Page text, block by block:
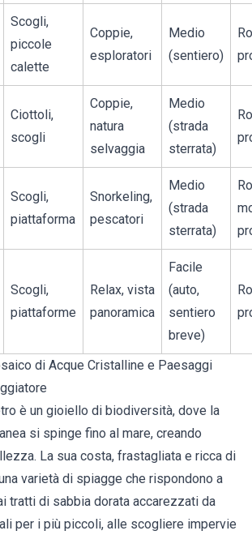
Scogli,
piccole
calette
Coppie,
esploratori
Medio
(sentiero)
Ciottoli,
scogli
Coppie,
natura
selvaggia
Medio
(strada
sterrata)
Scogli,
piattaforma
Snorkeling,
pescatori
Medio
(strada
sterrata)
Scogli,
piattaforme
Relax, vista
panoramica
Facile
(auto,
sentiero
breve)
di Acque Cristalline e Paesaggi
è un gioiello di biodiversità, dove la
si spinge fino al mare, creando
La sua costa, frastagliata e ricca di
varietà di spiagge che rispondono a
tratti di sabbia dorata accarezzati da
per i più piccoli, alle scogliere impervie